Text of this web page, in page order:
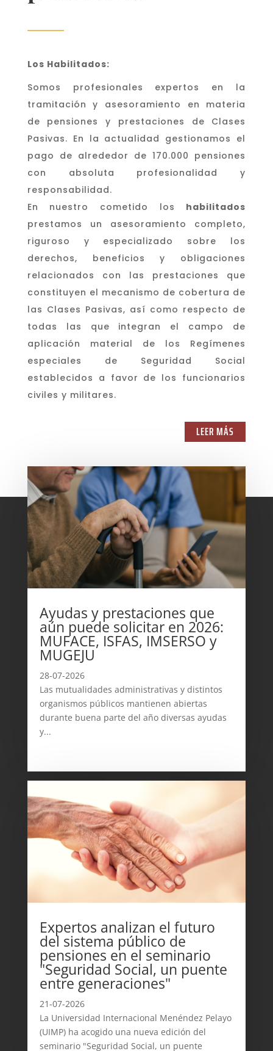
Los Habilitados:
Somos profesionales expertos en la
tramitación y asesoramiento en materia
de pensiones y prestaciones de Clases
Pasivas. En la actualidad gestionamos el
pago de alrededor de 170.000 pensiones
con absoluta profesionalidad y
responsabilidad.
En nuestro cometido los habilitados
prestamos un asesoramiento completo,
riguroso y especializado sobre los
derechos, beneficios y obligaciones
relacionados con las prestaciones que
constituyen el mecanismo de cobertura de
las Clases Pasivas, así como respecto de
todas las que integran el campo de
aplicación material de los Regímenes
especiales de Seguridad Social
establecidos a favor de los funcionarios
civiles y militares.
LEER MÁS
Ayudas y prestaciones que
aún puede solicitar en 2026:
MUFACE, ISFAS, IMSERSO y
MUGEJU
28-07-2026
Las mutualidades administrativas y distintos
organismos públicos mantienen abiertas
durante buena parte del año diversas ayudas
y...
Expertos analizan el futuro
del sistema público de
pensiones en el seminario
"Seguridad Social, un puente
entre generaciones"
21-07-2026
La Universidad Internacional Menéndez Pelayo
(UIMP) ha acogido una nueva edición del
seminario "Seguridad Social, un puente